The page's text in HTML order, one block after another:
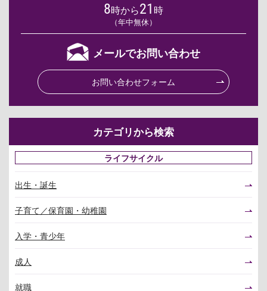
8時から21 時
（年中無休）
メールでお問い合わせ
お問い合わせフォーム
カテゴリから検索
ライフサイクル
出生・誕生
子育て／保育園・幼稚園
入学・青少年
成人
就職